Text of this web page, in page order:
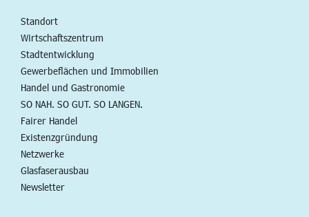
Standort
Wirtschaftszentrum
Stadtentwicklung
Gewerbeflächen und Immobilien
Handel und Gastronomie
SO NAH. SO GUT. SO LANGEN.
Fairer Handel
Existenzgründung
Netzwerke
Glasfaserausbau
Newsletter